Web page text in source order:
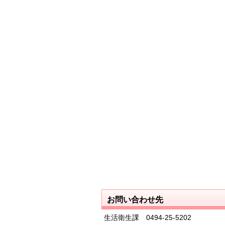
お問い合わせ先
生活衛生課 0494‐25‐5202